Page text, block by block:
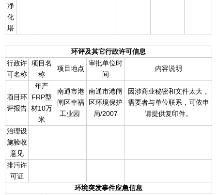
净
化
塔
环评及其它行政许可信息
行政许
可名称
项目名
称
项目地点
审批单位时
间
内容说明
项目环
评报告
年产
FRP型
材10万
米
南通市港
闸区幸福
工业园
南通市港闸
区环境保护
局/2007
因涉商业秘密和文件太大，
需要者与单位联系，可依申
请提供复印件。
治理设
施验收
意见
排污许
可证
环境突发事件应急信息